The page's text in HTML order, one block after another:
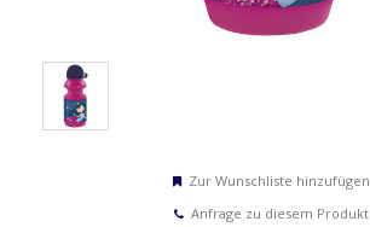
Zur Wunschliste hinzufügen
Anfrage zu diesem Produkt